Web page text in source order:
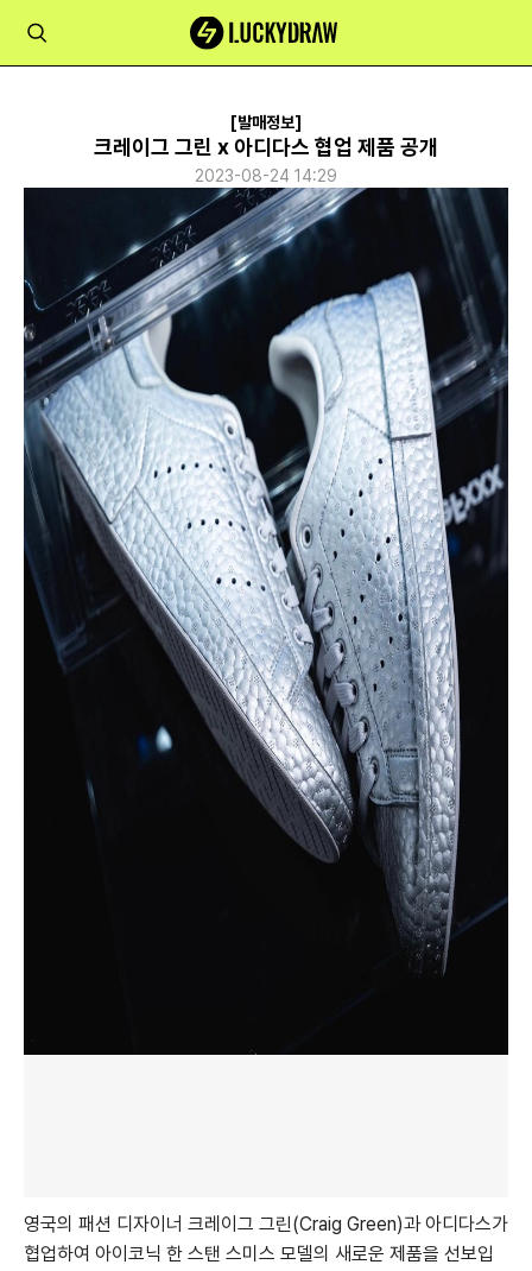
[발매정보]
크레이그 그린 x 아디다스 협업 제품 공개
2023-08-24 14:29
영국의 패션 디자이너 크레이그 그린(Craig Green)과 아디다스가
협업하여 아이코닉 한 스탠 스미스 모델의 새로운 제품을 선보입